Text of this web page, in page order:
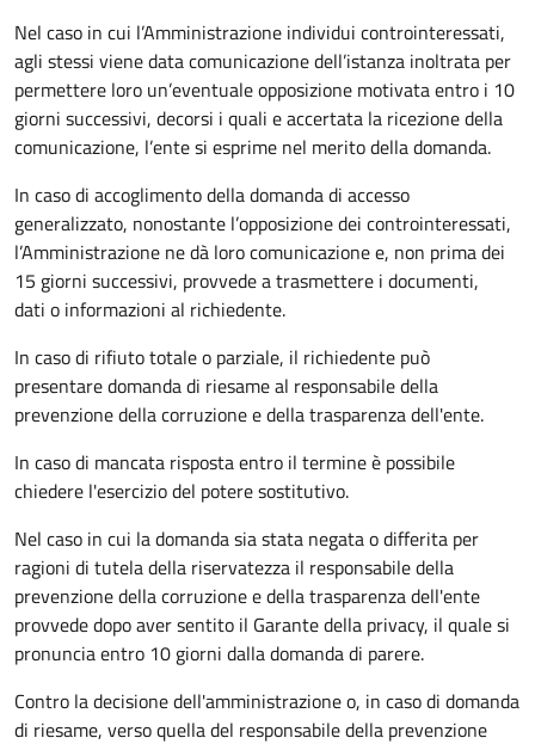
Nel caso in cui l’Amministrazione individui controinteressati,
agli stessi viene data comunicazione dell’istanza inoltrata per
permettere loro un’eventuale opposizione motivata entro i 10
giorni successivi, decorsi i quali e accertata la ricezione della
comunicazione, l’ente si esprime nel merito della domanda.
In caso di accoglimento della domanda di accesso
generalizzato, nonostante l’opposizione dei controinteressati,
l’Amministrazione ne dà loro comunicazione e, non prima dei
15 giorni successivi, provvede a trasmettere i documenti,
dati o informazioni al richiedente.
In caso di rifiuto totale o parziale, il richiedente può
presentare domanda di riesame al responsabile della
prevenzione della corruzione e della trasparenza dell'ente.
In caso di mancata risposta entro il termine è possibile
chiedere l'esercizio del potere sostitutivo.
Nel caso in cui la domanda sia stata negata o differita per
ragioni di tutela della riservatezza il responsabile della
prevenzione della corruzione e della trasparenza dell'ente
provvede dopo aver sentito il Garante della privacy, il quale si
pronuncia entro 10 giorni dalla domanda di parere.
Contro la decisione dell'amministrazione o, in caso di domanda
di riesame, verso quella del responsabile della prevenzione